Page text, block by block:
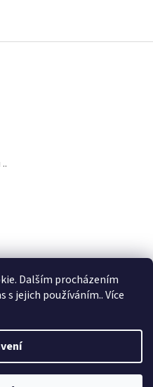
Dalším procházením
jejich používáním.. Více
. Všechna práva vyhrazena.